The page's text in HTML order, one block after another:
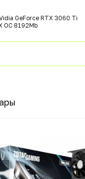
GeForce RTX 3060 Ti
OC 8192Mb